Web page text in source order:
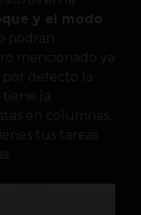
y el modo
podrán
mencionado ya
por defecto la
tiene la
en columnas,
tus tareas